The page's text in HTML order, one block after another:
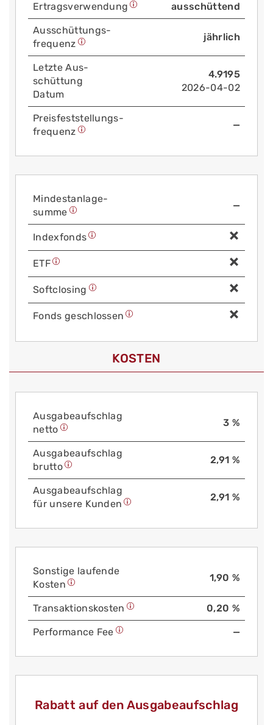
Ertrags­verwendung ausschüttend
Aus­schüttungs­
frequenz
jährlich
Letzte Aus­
schüttung
Datum
4.9195
2026-04-02
Preis­fest­stellungs­
frequenz
—
Mindest­anlage­
summe
—
Index­fonds
ETF
Soft­closing
Fonds geschlossen
KOSTEN
Aus­gabe­auf­schlag
netto
3 %
Aus­gabe­auf­schlag
brutto
2,91 %
Aus­gabe­auf­schlag
für unsere Kunden
2,91 %
Sonstige laufende
Kosten
1,90 %
Trans­aktions­kosten 0,20 %
Performance Fee —
Rabatt auf den Ausgabeaufschlag